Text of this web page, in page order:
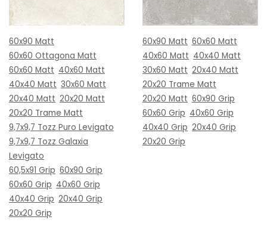
60x90 Matt
60x60 Ottagona Matt
60x60 Matt 40x60 Matt
40x40 Matt 30x60 Matt
20x40 Matt 20x20 Matt
20x20 Trame Matt
9,7x9,7 Tozz Puro Levigato
9,7x9,7 Tozz Galaxia
Levigato
60,5x91 Grip 60x90 Grip
60x60 Grip 40x60 Grip
40x40 Grip 20x40 Grip
20x20 Grip
60x90 Matt 60x60 Matt
40x60 Matt 40x40 Matt
30x60 Matt 20x40 Matt
20x20 Trame Matt
20x20 Matt 60x90 Grip
60x60 Grip 40x60 Grip
40x40 Grip 20x40 Grip
20x20 Grip